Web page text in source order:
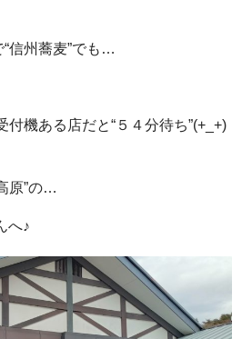
信州蕎麦”でも…
機ある店だと“５４分待ち”(+_+)
原”の…
へ♪